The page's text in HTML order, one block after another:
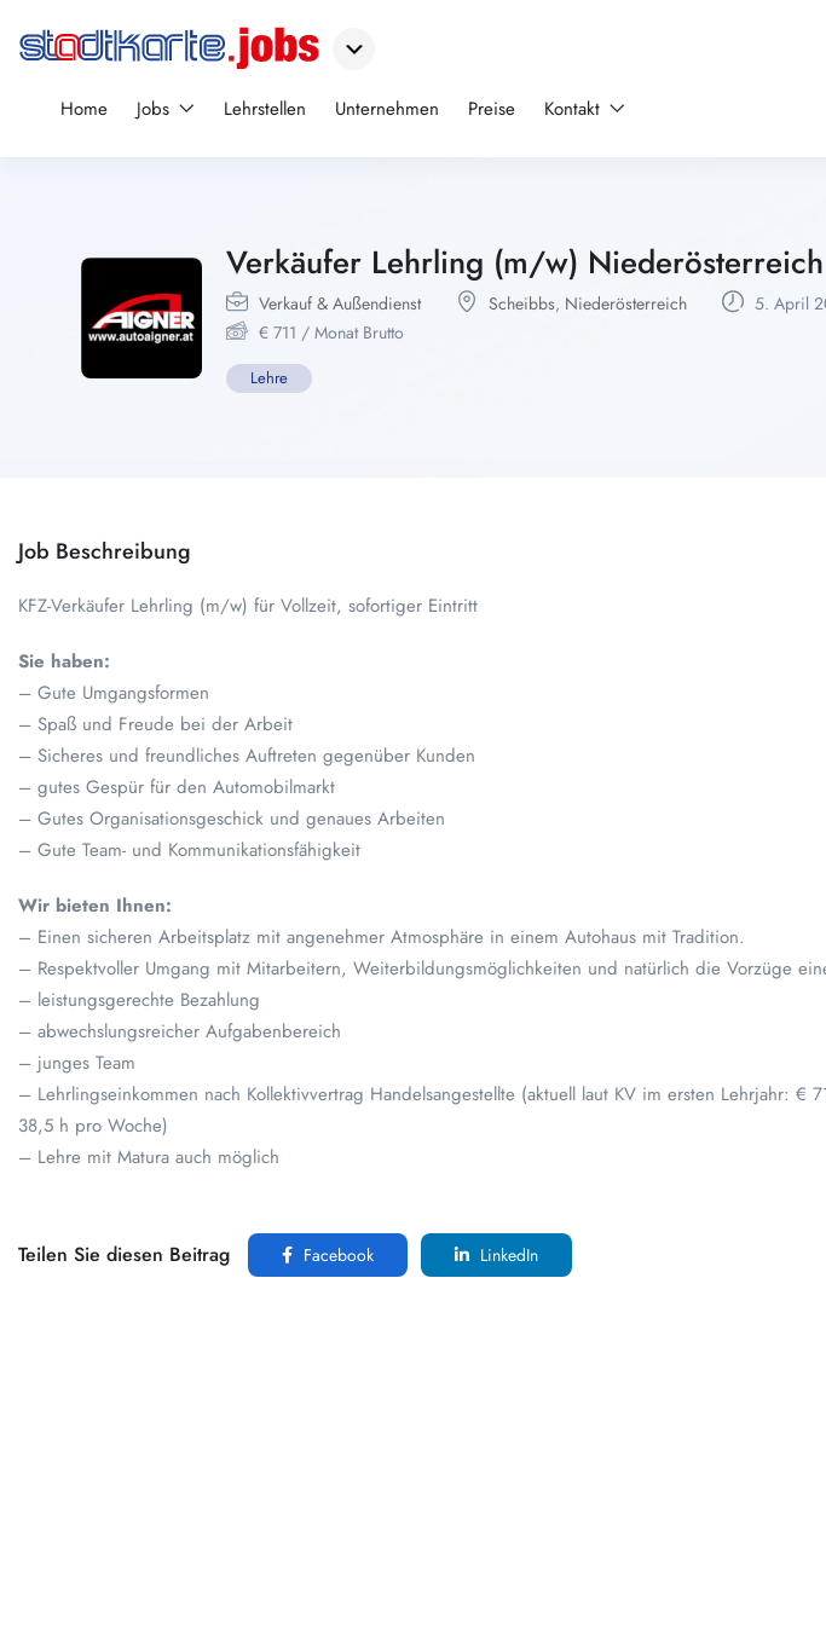
Home Jobs Lehrstellen Unternehmen Preise Kontakt
Verkäufer Lehrling (m/w) Niederösterreich
Verkauf & Außendienst Scheibbs, Niederösterreich
5. April
€ 711 / Monat Brutto
Lehre
Job Beschreibung
KFZ-Verkäufer Lehrling (m/w) für Vollzeit, sofortiger Eintritt
Sie haben:
– Gute Umgangsformen
– Spaß und Freude bei der Arbeit
– Sicheres und freundliches Auftreten gegenüber Kunden
– gutes Gespür für den Automobilmarkt
– Gutes Organisationsgeschick und genaues Arbeiten
– Gute Team- und Kommunikationsfähigkeit
Wir bieten Ihnen:
– Einen sicheren Arbeitsplatz mit angenehmer Atmosphäre in einem Autohaus mit Tradition.
– Respektvoller Umgang mit Mitarbeitern, Weiterbildungsmöglichkeiten und natürlich die Vorzüge
– leistungsgerechte Bezahlung
– abwechslungsreicher Aufgabenbereich
– junges Team
– Lehrlingseinkommen nach Kollektivvertrag Handelsangestellte (aktuell laut KV im ersten Lehrjahr: €
38,5 h pro Woche)
– Lehre mit Matura auch möglich
Teilen Sie diesen Beitrag Facebook LinkedIn